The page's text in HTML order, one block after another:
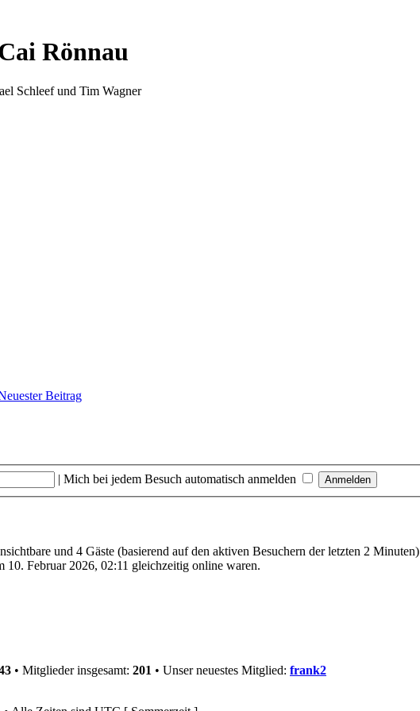
Rönnau
Schleef und Tim Wagner
| Mich bei jedem Besuch automatisch anmelden
und 4 Gäste (basierend auf den aktiven Besuchern der letzten 2 Minuten)
10. Februar 2026, 02:11 gleichzeitig online waren.
• Mitglieder insgesamt: 201 • Unser neuestes Mitglied: frank2